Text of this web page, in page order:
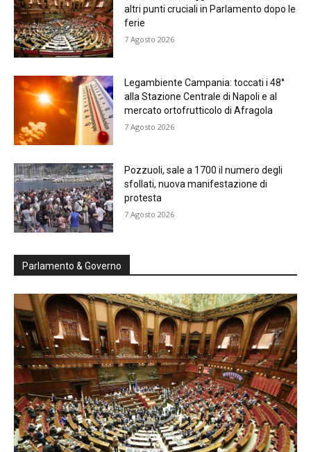
altri punti cruciali in Parlamento dopo le
ferie
7 Agosto 2026
Legambiente Campania: toccati i 48°
alla Stazione Centrale di Napoli e al
mercato ortofrutticolo di Afragola
7 Agosto 2026
Pozzuoli, sale a 1700 il numero degli
sfollati, nuova manifestazione di
protesta
7 Agosto 2026
Parlamento & Governo